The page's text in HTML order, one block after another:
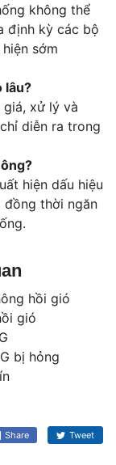
không thể
định kỳ các bộ
sớm
lâu?
giá, xử lý và
diễn ra trong
hiện dấu hiệu
thời ngăn
hồi gió
gió
bị hỏng
Share Tweet